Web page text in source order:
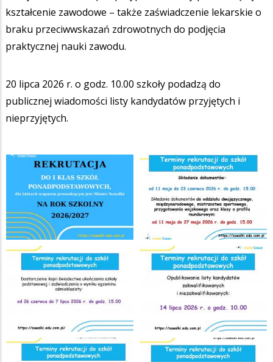
kształcenie zawodowe – także zaświadczenie lekarskie o
braku przeciwwskazań zdrowotnych do podjęcia
praktycznej nauki zawodu.
20 lipca 2026 r. o godz. 10.00 szkoły podadzą do
publicznej wiadomości listy kandydatów przyjętych i
nieprzyjętych.